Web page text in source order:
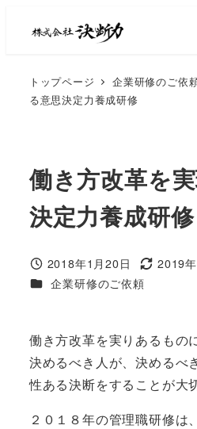
トップページ 企業研修のご依
る意思決定力養成研修
働き方改革を
決定力養成研修
2018年1月20日
2019
企業研修のご依頼
働き方改革を実りあるもの
決めるべき人が、決めるべ
性ある決断をすることが大
２０１８年の管理職研修は